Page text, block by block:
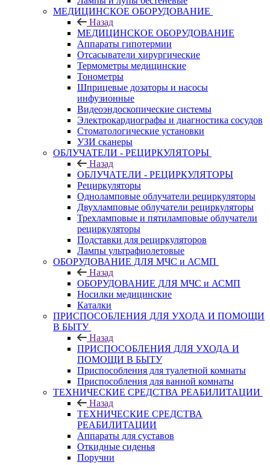
МЕДИЦИНСКОЕ ОБОРУДОВАНИЕ
Назад
МЕДИЦИНСКОЕ ОБОРУДОВАНИЕ
Аппараты гипотермии
Отсасыватели хирургические
Термометры медицинские
Тонометры
Шприцевые дозаторы и насосы
инфузионные
Видеоэндоскопические системы
Электрокардиографы и диагностика сосудов
Стоматологические установки
УЗИ сканеры
ОБЛУЧАТЕЛИ - РЕЦИРКУЛЯТОРЫ
Назад
ОБЛУЧАТЕЛИ - РЕЦИРКУЛЯТОРЫ
Рециркуляторы
Одноламповые облучатели рециркуляторы
Двухламповые облучатели рециркуляторы
Трехламповые и пятиламповые облучатели
рециркуляторы
Подставки для рециркуляторов
Лампы ультрафиолетовые
ОБОРУДОВАНИЕ ДЛЯ МЧС и АСМП
Назад
ОБОРУДОВАНИЕ ДЛЯ МЧС и АСМП
Носилки медицинские
Каталки
ПРИСПОСОБЛЕНИЯ ДЛЯ УХОДА И ПОМОЩИ
В БЫТУ
Назад
ПРИСПОСОБЛЕНИЯ ДЛЯ УХОДА И
ПОМОЩИ В БЫТУ
Приспособления для туалетной комнаты
Приспособления для ванной комнаты
ТЕХНИЧЕСКИЕ СРЕДСТВА РЕАБИЛИТАЦИИ
Назад
ТЕХНИЧЕСКИЕ СРЕДСТВА
РЕАБИЛИТАЦИИ
Аппараты для суставов
Откидные сиденья
Поручни